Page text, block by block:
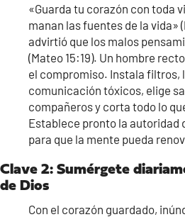
«Guarda tu corazón con toda
manan las fuentes de la vida»
advirtió que los malos
(Mateo 15:19). Un hombre
el compromiso. Instala filtros,
comunicación tóxicos, elige
compañeros y corta todo lo
Establece pronto la autoridad
para que la mente pueda
Clave 2: Sumérgete
de Dios
Con el corazón guardado,